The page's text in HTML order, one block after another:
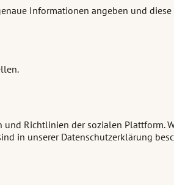
Informationen angeben und
Richtlinien der sozialen Plattform.
in unserer Datenschutzerklärung